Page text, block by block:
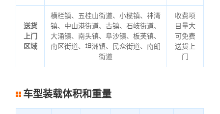
送货
上门
区域
横栏镇、五桂山街道、小榄镇、神湾
镇、中山港街道、古镇、石岐街道、
大涌镇、南头镇、阜沙镇、板芙镇、
南区街道、坦洲镇、民众街道、南朗
街道
收费项
目量大
可免费
送货上
门
车型装载体积和重量